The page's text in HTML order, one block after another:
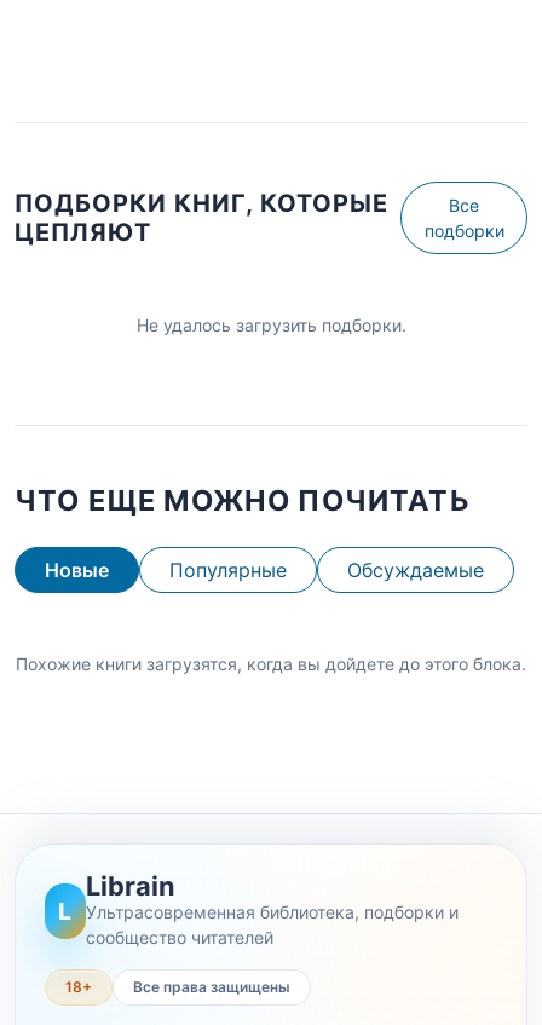
ПОДБОРКИ КНИГ, КОТОРЫЕ
ЦЕПЛЯЮТ
Все
подборки
Не удалось загрузить подборки.
ЧТО ЕЩЕ МОЖНО ПОЧИТАТЬ
Новые Популярные Обсуждаемые
Похожие книги загрузятся, когда вы дойдете до этого блока.
L
Librain
Ультрасовременная библиотека, подборки и
сообщество читателей
18+ Все права защищены